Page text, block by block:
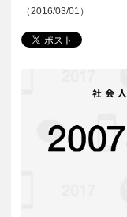
（2016/03/01）